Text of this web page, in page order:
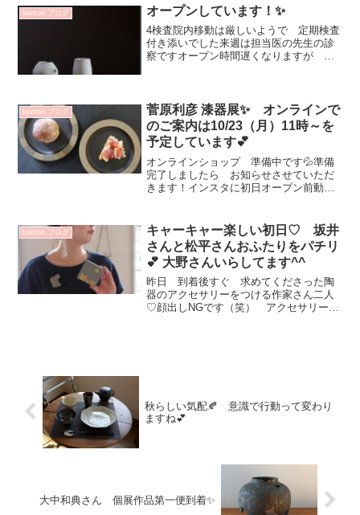
UPさせていただきますb...
bonton.ブログ オープンしています！✨
4検査院内移動は厳しいようで 定期検査
付き添いでした来週は担当医の先生の診
察ですオープン時間遅くなりますが 改
食を一緒にとることが...
bonton.ブログ
菅原利彦 漆器展✨ オンラインで
のご案内は10/23（月）11時～を
予定しています💕
オンラインショップ 準備中です💦準備
完了しましたら お知らせさせていただ
きます！インスタに初日オープン前動画
30分後だったけど完売＞＜こちらの2点
と 新製品ヘーゼルナッ...
bonton.ブログ
キャーキャー楽しい初日♡ 坂井
さんと松平さんおふたりをパチリ
💕 大野さんいらしてます^^
昨日 到着後すぐ 求めてくださった陶
器のアクセサリーをつける作家さん二人
♡顔出しNGです（笑） アクセサリーア
秋らしい気配🍂 意識で行動って変わり
ますね💕
大中和典さん 個展作品第一便到着✨